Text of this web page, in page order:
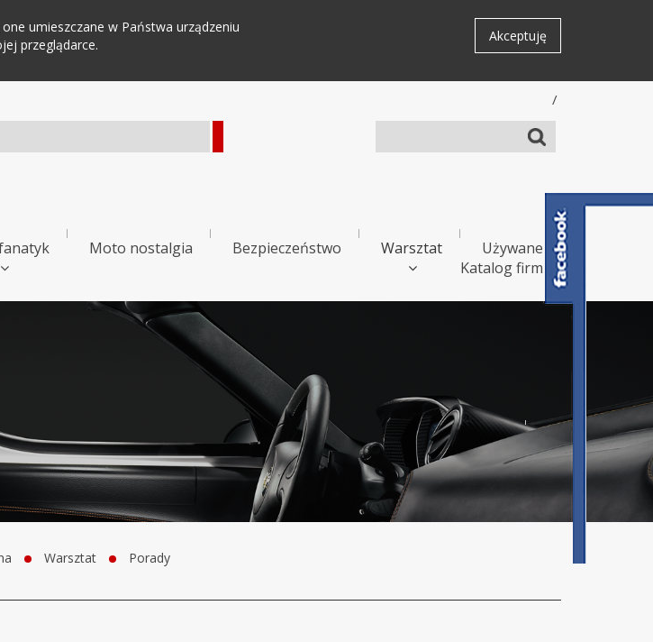
umieszczane w Państwa urządzeniu
przeglądarce.
Akceptuję
/
Moto nostalgia Bezpieczeństwo Warsztat
Używane
Katalog firm
Warsztat Porady